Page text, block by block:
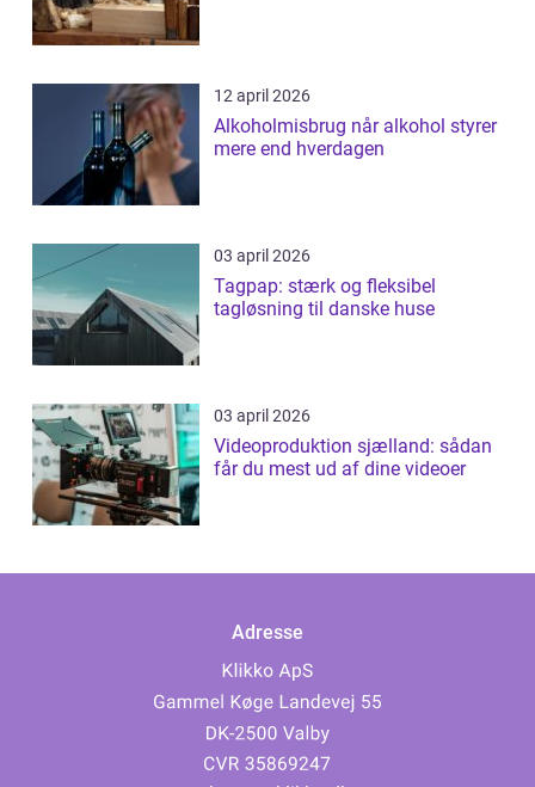
12 april 2026
Alkoholmisbrug når alkohol styrer
mere end hverdagen
03 april 2026
Tagpap: stærk og fleksibel
tagløsning til danske huse
03 april 2026
Videoproduktion sjælland: sådan
får du mest ud af dine videoer
Adresse